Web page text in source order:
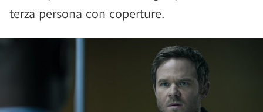
terza persona con coperture.